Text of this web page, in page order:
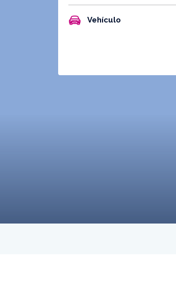
Vehículo